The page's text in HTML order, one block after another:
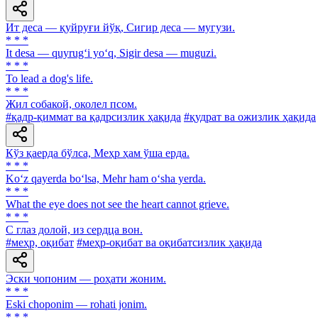
Ит деса — қуйруғи йўқ, Сигир деса — мугузи.
* * *
It desa — quyrug‘i yo‘q, Sigir desa — muguzi.
* * *
To lead a dog's life.
* * *
Жил собакой, околел псом.
#қадр-қиммат ва қадрсизлик ҳақида #қудрат ва ожизлик ҳақида
Кўз қаерда бўлса, Меҳр ҳам ўша ерда.
* * *
Ko‘z qayerda bo‘lsa, Mehr ham o‘sha yerda.
* * *
What the eye does not see the heart cannot grieve.
* * *
С глаз долой, из сердца вон.
#меҳр, оқибат #меҳр-оқибат ва оқибатсизлик ҳақида
Эски чопоним — роҳати жоним.
* * *
Eski choponim — rohati jonim.